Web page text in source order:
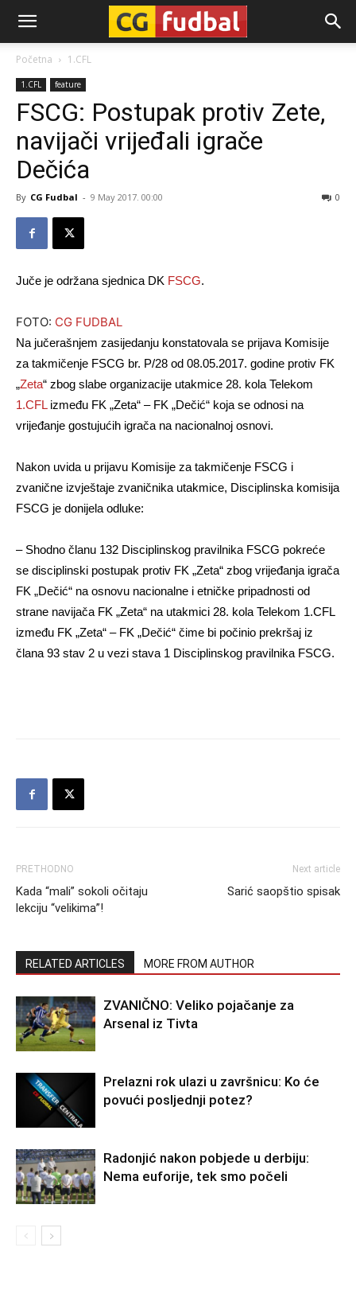
CG-
Fudbal
Početna 1.CFL
1.CFL feature
FSCG: Postupak protiv Zete,
navijači vrijeđali igrače
Dečića
By CG Fudbal - 9 May 2017. 00:00 0
Juče je održana sjednica DK FSCG.
FOTO: CG FUDBAL
Na jučerašnjem zasijedanju konstatovala se prijava Komisije
za takmičenje FSCG br. P/28 od 08.05.2017. godine protiv FK
„Zeta“ zbog slabe organizacije utakmice 28. kola Telekom
1.CFLizmeđu FK „Zeta“ – FK „Dečić“ koja se odnosi na
vrijeđanje gostujućih igrača na nacionalnoj osnovi.
Nakon uvida u prijavu Komisije za takmičenje FSCG i
zvanične izvještaje zvaničnika utakmice, Disciplinska komisija
FSCG je donijela odluke:
– Shodno članu 132 Disciplinskog pravilnika FSCG pokreće
se disciplinski postupak protiv FK „Zeta“ zbog vrijeđanja igrača
FK „Dečić“ na osnovu nacionalne i etničke pripadnosti od
strane navijača FK „Zeta“ na utakmici 28. kola Telekom 1.CFL
između FK „Zeta“ – FK „Dečić“ čime bi počinio prekršaj iz
člana 93 stav 2 u vezi stava 1 Disciplinskog pravilnika FSCG.
PRETHODNO
Kada “mali” sokoli očitaju
lekciju “velikima”!
Next article
Sarić saopštio spisak
RELATED ARTICLES MORE FROM AUTHOR
ZVANIČNO: Veliko pojačanje za
Arsenal iz Tivta
Prelazni rok ulazi u završnicu: Ko će
povući posljednji potez?
Radonjić nakon pobjede u derbiju:
Nema euforije, tek smo počeli